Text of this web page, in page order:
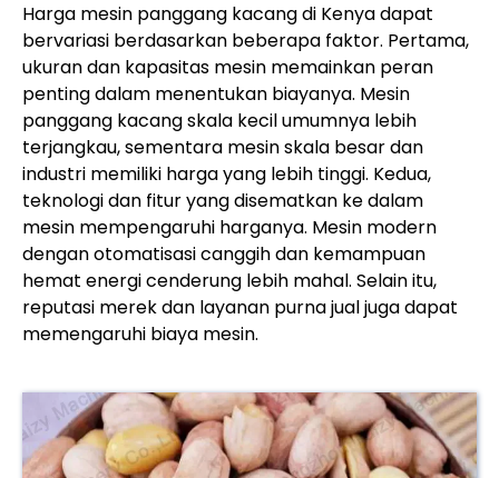
Harga mesin panggang kacang di Kenya dapat
bervariasi berdasarkan beberapa faktor. Pertama,
ukuran dan kapasitas mesin memainkan peran
penting dalam menentukan biayanya. Mesin
panggang kacang skala kecil umumnya lebih
terjangkau, sementara mesin skala besar dan
industri memiliki harga yang lebih tinggi. Kedua,
teknologi dan fitur yang disematkan ke dalam
mesin mempengaruhi harganya. Mesin modern
dengan otomatisasi canggih dan kemampuan
hemat energi cenderung lebih mahal. Selain itu,
reputasi merek dan layanan purna jual juga dapat
memengaruhi biaya mesin.